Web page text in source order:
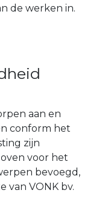
de werken in.
aan en
conform het
zijn
voor het
bevoegd,
van VONK bv.